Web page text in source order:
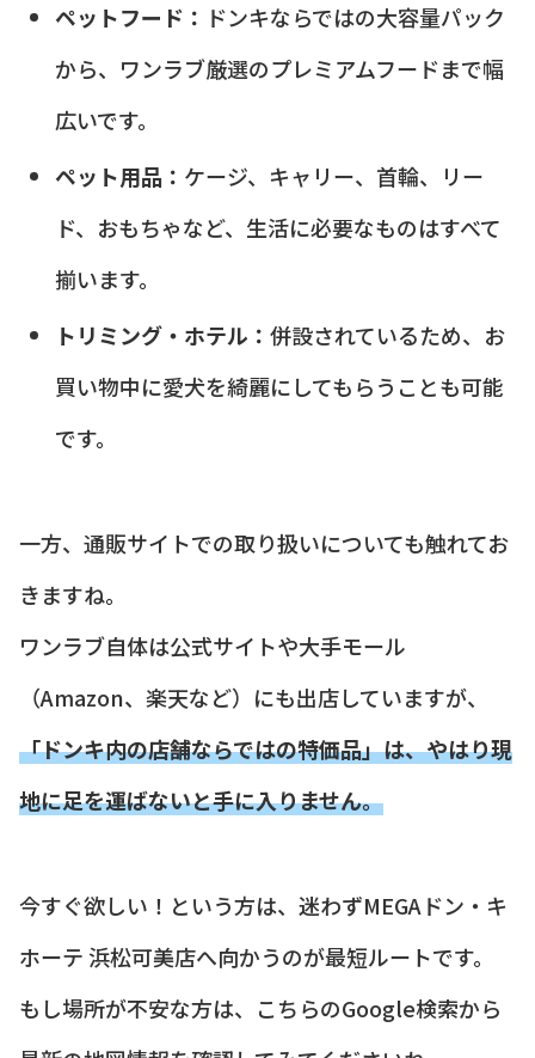
ペットフード： ドンキならではの大容量パック
から、ワンラブ厳選のプレミアムフードまで幅
広いです。
ペット用品： ケージ、キャリー、首輪、リー
ド、おもちゃなど、生活に必要なものはすべて
揃います。
トリミング・ホテル： 併設されているため、お
買い物中に愛犬を綺麗にしてもらうことも可能
です。
一方、通販サイトでの取り扱いについても触れてお
きますね。
ワンラブ自体は公式サイトや大手モール
（Amazon、楽天など）にも出店していますが、
「ドンキ内の店舗ならではの特価品」は、やはり現
地に足を運ばないと手に入りません。
今すぐ欲しい！という方は、迷わずMEGAドン・キ
ホーテ 浜松可美店へ向かうのが最短ルートです。
もし場所が不安な方は、こちらのGoogle検索から